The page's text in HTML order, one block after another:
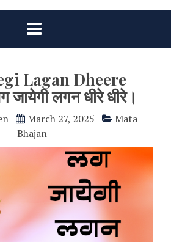
Lagan Dheere
लगन धीरे धीरे।
March 27, 2025
Mata
Bhajan